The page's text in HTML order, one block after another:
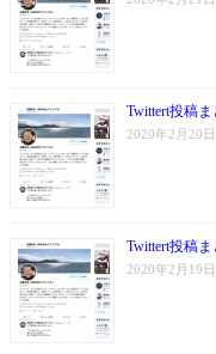
Twittert投稿
2020年2月20日
Twittert投稿
2020年2月19日